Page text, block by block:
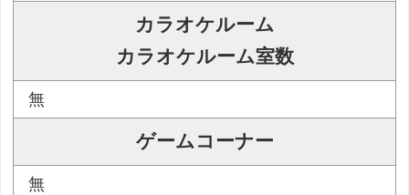
カラオケルーム
カラオケルーム室数
無
ゲームコーナー
無